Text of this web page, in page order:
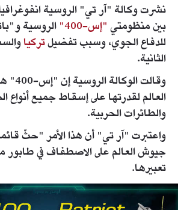
نشرت وكالة "آر تي" الروسية
بين منظومتي"إس-400"
الروسية
للدفاع الجوي، وسبب تفضيلتركيا
الثانية.
وقالت
العالم لقدرتها على إسقاط جميع أنواع
والطائرات الحربية.
واعتبرت "آر تي" أن هذا الأمر "حثّ
جيوش العالم على الاصطفاف في طابور
تعبيرها.